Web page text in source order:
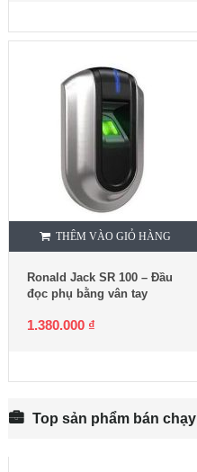
THÊM VÀO GIỎ HÀNG
Ronald Jack SR 100 – Đầu
đọc phụ bằng vân tay
1.380.000 ₫
Top sản phẩm bán chạy